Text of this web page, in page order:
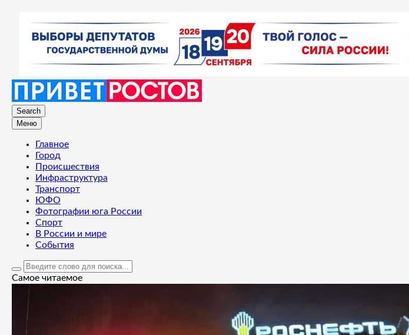
Search
Меню
Главное
Город
Происшествия
Инфраструктура
Транспорт
ЮФО
Фотографии юга России
Спорт
В России и мире
События
Самое читаемое